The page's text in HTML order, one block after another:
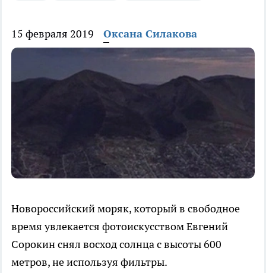
15 февраля 2019 Оксана Силакова
Новороссийский моряк, который в свободное
время увлекается фотоискусством Евгений
Сорокин снял восход солнца с высоты 600
метров, не используя фильтры.